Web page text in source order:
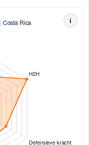
i